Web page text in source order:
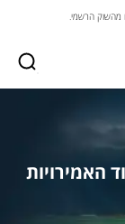
מהשוק הרשמי.
האמירויות